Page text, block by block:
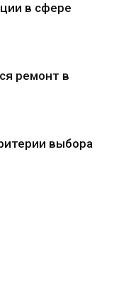
в сфере
ремонт в
выбора